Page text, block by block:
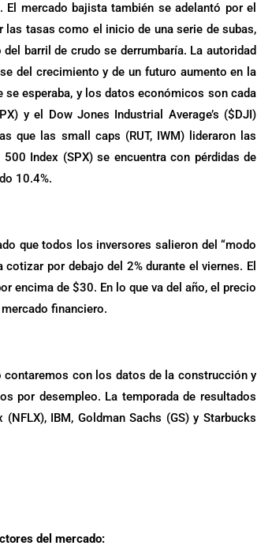
mercado bajista también se adelantó por el
las tasas como el inicio de una serie de subas,
barril de crudo se derrumbaría. La autoridad
del crecimiento y de un futuro aumento en la
esperaba, y los datos económicos son cada
y el Dow Jones Industrial Average’s ($DJI)
que las small caps (RUT, IWM) lideraron las
Index (SPX) se encuentra con pérdidas de
10.4%.
que todos los inversores salieron del “modo
por debajo del 2% durante el viernes. El
encima de $30. En lo que va del año, el precio
financiero.
contaremos con los datos de la construcción y
por desempleo. La temporada de resultados
IBM, Goldman Sachs (GS) y Starbucks
del mercado: